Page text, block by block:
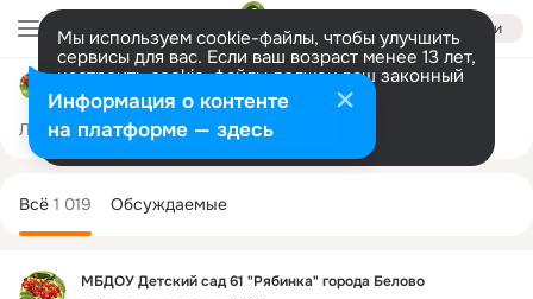
Войти
Мы используем cookie-файлы, чтобы улучшить
сервисы для вас. Если ваш возраст менее 13 лет,
настроить cookie-файлы должен ваш законный
представитель. Больше информации
Разрешить все Настроить
МБДОУ Детский сад 61 "Рябинка" города Белово
Лента Участники 44 Темы 1K
МБДОУ Детский сад 61 "Рябинка" города Белово
колонка
Всё 1 019 Обсуждаемые
Информация о контенте
на платформе — здесь